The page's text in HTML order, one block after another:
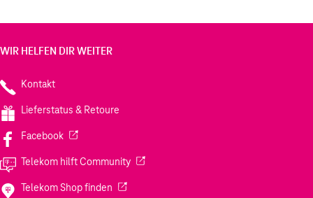
WIR HELFEN DIR WEITER
Kontakt
Lieferstatus & Retoure
Facebook(Wird in einem neuen Tab geöffnet)
Telekom hilft Community(Wird in einem neuen Tab geöffnet)
Telekom Shop finden (Wird in einem neuen Tab geöffnet)